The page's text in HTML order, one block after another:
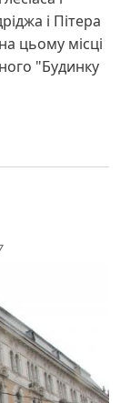
і Пітера
цьому місці
"Будинку